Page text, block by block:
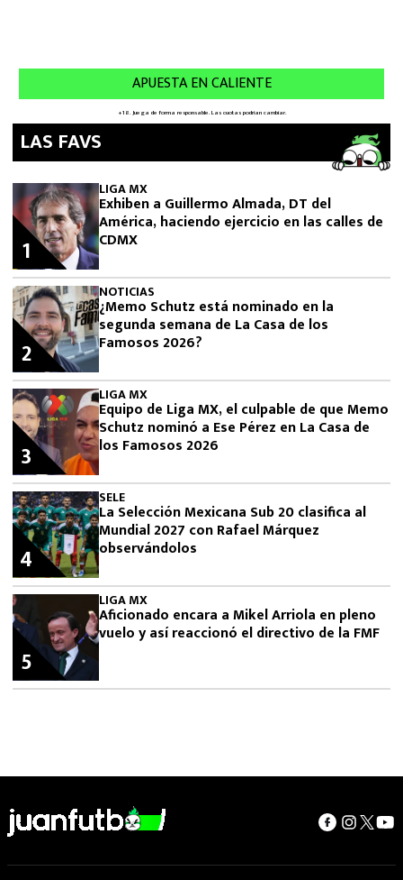
LAS FAVS
LIGA MX
Exhiben a Guillermo Almada, DT del
América, haciendo ejercicio en las calles de
CDMX
1
NOTICIAS
¿Memo Schutz está nominado en la
segunda semana de La Casa de los
Famosos 2026?
2
LIGA MX
Equipo de Liga MX, el culpable de que Memo
Schutz nominó a Ese Pérez en La Casa de
los Famosos 2026
3
SELE
La Selección Mexicana Sub 20 clasifica al
Mundial 2027 con Rafael Márquez
observándolos
4
LIGA MX
Aficionado encara a Mikel Arriola en pleno
vuelo y así reaccionó el directivo de la FMF
5